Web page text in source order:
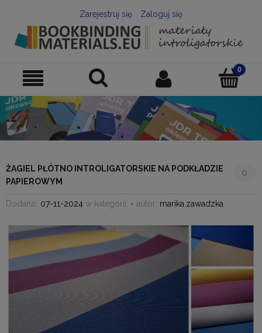
Zarejestruj się Zaloguj się
ŻAGIEL PŁÓTNO INTROLIGATORSKIE NA PODKŁADZIE
PAPIEROWYM
0
Dodano: 07-11-2024 w kategorii: - autor: marika.zawadzka